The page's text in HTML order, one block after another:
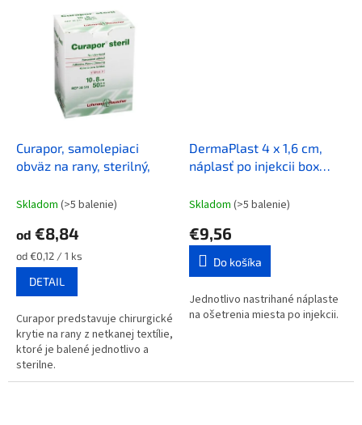
Curapor, samolepiaci
obväz na rany, sterilný,
Skladom (>5 balenie)
od €8,84
Jednotková
cena:
od €0,12 / 1 ks
DETAIL
Curapor predstavuje chirurgické
krytie na rany z netkanej textílie,
ktoré je balené jednotlivo a
sterilne.
DermaPlast 4 x 1,6 cm,
náplasť po injekcii box
Skladom (>5 balenie)
€9,56
Do košíka
Jednotlivo nastrihané náplaste
na ošetrenia miesta po injekcii.